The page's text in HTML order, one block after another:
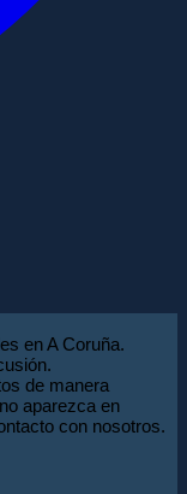
en A Coruña.
de manera
aparezca en
con nosotros.